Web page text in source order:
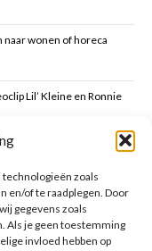
zoals
en/of te raadplegen. Door
gegevens zoals
Als je geen toestemming
invloed hebben op
wonen of horeca
Lil’ Kleine en Ronnie